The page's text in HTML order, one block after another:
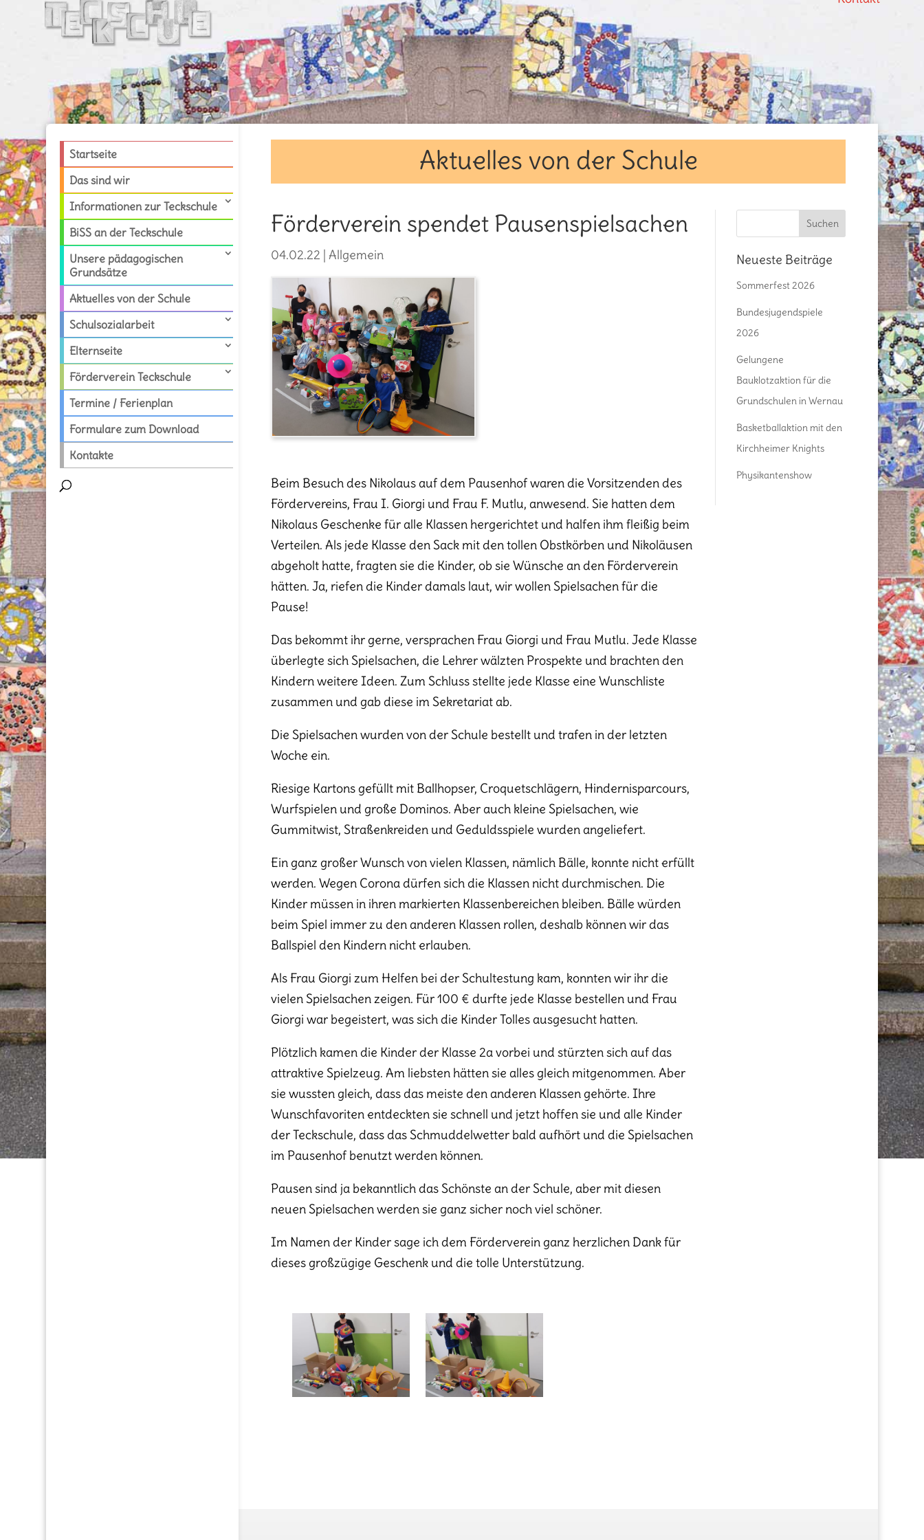
Startseite
Das sind wir
Informationen zur Teckschule
BiSS an der Teckschule
Unsere pädagogischen
Grundsätze
Aktuelles von der Schule
Schulsozialarbeit
Elternseite
Förderverein Teckschule
Termine / Ferienplan
Formulare zum Download
Kontakte
Aktuelles von der Schule
Förderverein spendet Pausenspielsachen
04.02.22 | Allgemein
Beim Besuch des Nikolaus auf dem Pausenhof waren die Vorsitzenden des
Fördervereins, Frau I. Giorgi und Frau F. Mutlu, anwesend. Sie hatten dem
Nikolaus Geschenke für alle Klassen hergerichtet und halfen ihm fleißig beim
Verteilen. Als jede Klasse den Sack mit den tollen Obstkörben und Nikoläusen
abgeholt hatte, fragten sie die Kinder, ob sie Wünsche an den Förderverein
hätten. Ja, riefen die Kinder damals laut, wir wollen Spielsachen für die
Pause!
Das bekommt ihr gerne, versprachen Frau Giorgi und Frau Mutlu. Jede Klasse
überlegte sich Spielsachen, die Lehrer wälzten Prospekte und brachten den
Kindern weitere Ideen. Zum Schluss stellte jede Klasse eine Wunschliste
zusammen und gab diese im Sekretariat ab.
Die Spielsachen wurden von der Schule bestellt und trafen in der letzten
Woche ein.
Riesige Kartons gefüllt mit Ballhopser, Croquetschlägern, Hindernisparcours,
Wurfspielen und große Dominos. Aber auch kleine Spielsachen, wie
Gummitwist, Straßenkreiden und Geduldsspiele wurden angeliefert.
Ein ganz großer Wunsch von vielen Klassen, nämlich Bälle, konnte nicht erfüllt
werden. Wegen Corona dürfen sich die Klassen nicht durchmischen. Die
Kinder müssen in ihren markierten Klassenbereichen bleiben. Bälle würden
beim Spiel immer zu den anderen Klassen rollen, deshalb können wir das
Ballspiel den Kindern nicht erlauben.
Als Frau Giorgi zum Helfen bei der Schultestung kam, konnten wir ihr die
vielen Spielsachen zeigen. Für 100 € durfte jede Klasse bestellen und Frau
Giorgi war begeistert, was sich die Kinder Tolles ausgesucht hatten.
Plötzlich kamen die Kinder der Klasse 2a vorbei und stürzten sich auf das
attraktive Spielzeug. Am liebsten hätten sie alles gleich mitgenommen. Aber
sie wussten gleich, dass das meiste den anderen Klassen gehörte. Ihre
Wunschfavoriten entdeckten sie schnell und jetzt hoffen sie und alle Kinder
der Teckschule, dass das Schmuddelwetter bald aufhört und die Spielsachen
im Pausenhof benutzt werden können.
Pausen sind ja bekanntlich das Schönste an der Schule, aber mit diesen
neuen Spielsachen werden sie ganz sicher noch viel schöner.
Im Namen der Kinder sage ich dem Förderverein ganz herzlichen Dank für
dieses großzügige Geschenk und die tolle Unterstützung.
Neueste Beiträge
Sommerfest 2026
Bundesjugendspiele
2026
Gelungene
Bauklotzaktion für die
Grundschulen in Wernau
Basketballaktion mit den
Kirchheimer Knights
Physikantenshow